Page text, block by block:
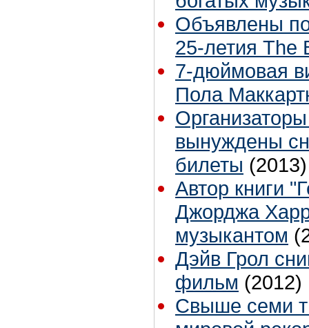
Объявлены
25-летия The
7-дюймовая
Пола
вынуждены
билеты (2013)
Автор книги
Джорджа
музыкантом
Дэйв Грол
фильм (2012)
Свыше семи